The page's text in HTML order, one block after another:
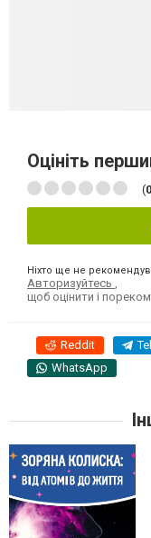
Оцініть
(0
Ніхто ще не
Авторизуйтесь
щоб оцінити і
Reddit
WhatsApp